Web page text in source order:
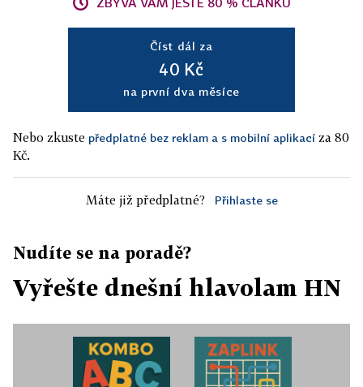
Číst dál za
40 Kč
na první dva měsíce
Nebo zkuste předplatné bez reklam a s mobilní aplikací za 80
Kč.
Máte již předplatné? Přihlaste se
Nudíte se na poradě?
Vyřešte dnešní hlavolam HN